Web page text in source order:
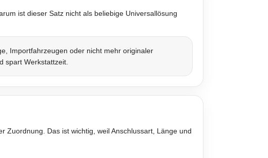
ist dieser Satz nicht als beliebige Universallösung
Importfahrzeugen oder nicht mehr originaler
spart Werkstattzeit.
Zuordnung. Das ist wichtig, weil Anschlussart, Länge und